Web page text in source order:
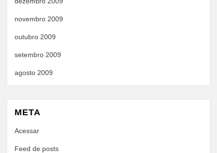
novembro 2009
outubro 2009
setembro 2009
agosto 2009
META
Acessar
Feed de posts